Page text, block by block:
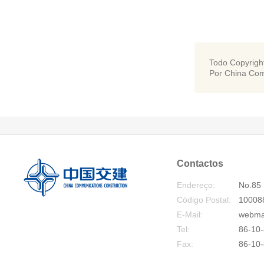
Todo
Por China
Contactos
Endereço:
No.85
Código Postal:
E-Mail:
Tel:
86-
Fax:
86-